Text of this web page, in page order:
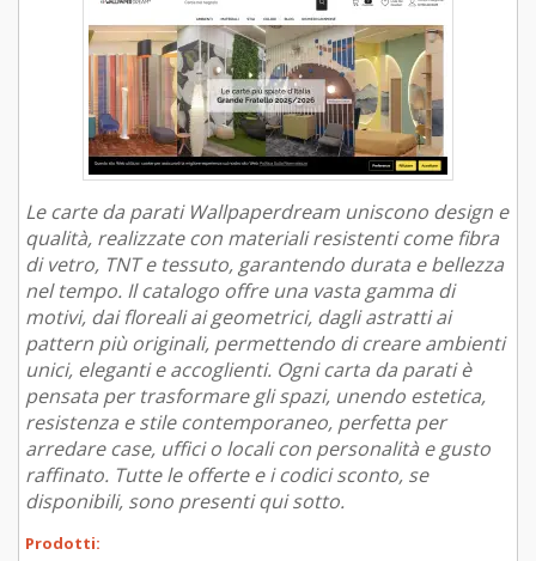
Le carte da parati Wallpaperdream uniscono design e
qualità, realizzate con materiali resistenti come fibra
di vetro, TNT e tessuto, garantendo durata e bellezza
nel tempo. Il catalogo offre una vasta gamma di
motivi, dai floreali ai geometrici, dagli astratti ai
pattern più originali, permettendo di creare ambienti
unici, eleganti e accoglienti. Ogni carta da parati è
pensata per trasformare gli spazi, unendo estetica,
resistenza e stile contemporaneo, perfetta per
arredare case, uffici o locali con personalità e gusto
raffinato. Tutte le offerte e i codici sconto, se
disponibili, sono presenti qui sotto.
Prodotti: